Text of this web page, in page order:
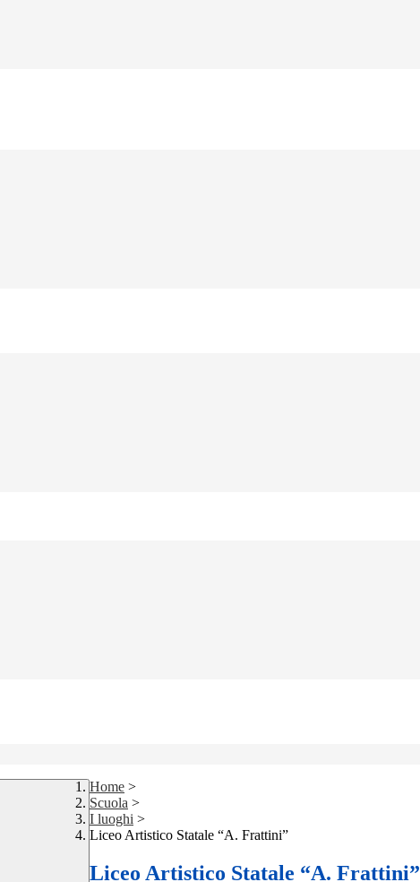
Home >
Scuola >
I luoghi >
Liceo Artistico Statale “A. Frattini”
Liceo Artistico Statale “A. Frattini”